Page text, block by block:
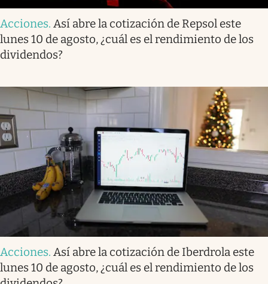
Acciones. Así abre la cotización de Repsol este
lunes 10 de agosto, ¿cuál es el rendimiento de los
dividendos?
Acciones. Así abre la cotización de Iberdrola este
lunes 10 de agosto, ¿cuál es el rendimiento de los